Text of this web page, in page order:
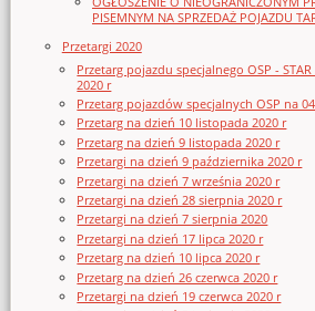
PISEMNYM NA SPRZEDAŻ POJAZDU
Przetargi 2020
Przetarg pojazdu specjalnego OSP -
2020 r
Przetarg pojazdów specjalnych OSP na
Przetarg na dzień 10 listopada 2020 r
Przetarg na dzień 9 listopada 2020 r
Przetargi na dzień 9 października 2020 r
Przetargi na dzień 7 września 2020 r
Przetargi na dzień 28 sierpnia 2020 r
Przetargi na dzień 7 sierpnia 2020
Przetargi na dzień 17 lipca 2020 r
Przetarg na dzień 10 lipca 2020 r
Przetarg na dzień 26 czerwca 2020 r
Przetargi na dzień 19 czerwca 2020 r